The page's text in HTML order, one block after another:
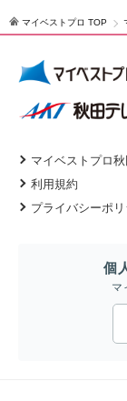
マイベストプロ TOP
マイベストプロ
利用規約
プライバシーポ
個
マ